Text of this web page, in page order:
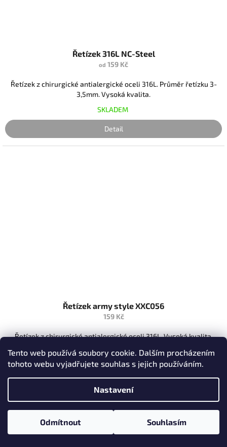
Tento web používá soubory cookie. Dalším procházením
tohoto webu vyjadřujete souhlas s jejich používáním.
Nastavení
Odmítnout Souhlasím
Řetízek 316L NC-Steel
od 159 Kč
Řetízek z chirurgické antialergické oceli 316L. Průměr řetízku 3-
3,5mm. Vysoká kvalita.
SKLADEM
Detail
Řetízek army style XXC056
159 Kč
Řetízek z chirurgické antialergické oceli 316L. Vysoká kvalita.
lehce zkrátit na požadovanou délku.
Do košíku
Detail